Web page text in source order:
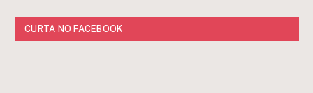
CURTA NO FACEBOOK